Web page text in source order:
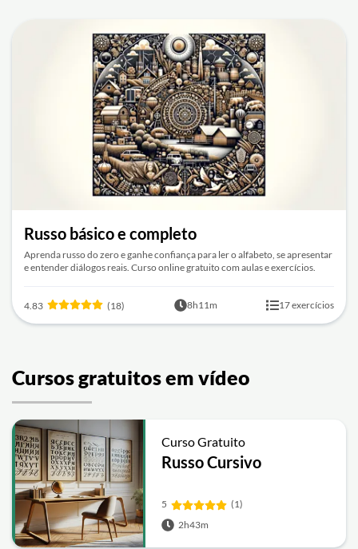
Russo básico e completo
Aprenda russo do zero e ganhe confiança para ler o alfabeto, se apresentar
e entender diálogos reais. Curso online gratuito com aulas e exercícios.
4.83 (18) 8h11m 17 exercícios
Cursos gratuitos em vídeo
Curso Gratuito
Russo Cursivo
5
(1)
2h43m